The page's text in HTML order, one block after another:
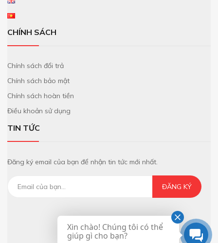
CHÍNH SÁCH
Chính sách đổi trả
Chính sách bảo mật
Chính sách hoàn tiền
Điều khoản sử dụng
TIN TỨC
Đăng ký email của bạn để nhận tin tức mới nhất.
ĐĂNG KÝ
Xin chào! Chúng tôi có thể
giúp gì cho bạn?